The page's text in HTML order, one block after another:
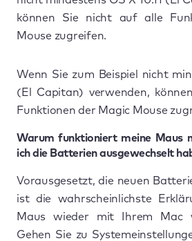
können Sie nicht auf alle
Mouse zugreifen.
Wenn Sie zum Beispiel nicht
(El Capitan) verwenden,
Funktionen der Magic Mouse
Warum funktioniert meine Maus
ich die Batterien ausgewechselt
Vorausgesetzt, die neuen
ist die wahrscheinlichste
Maus wieder mit Ihrem Mac
Gehen Sie zu